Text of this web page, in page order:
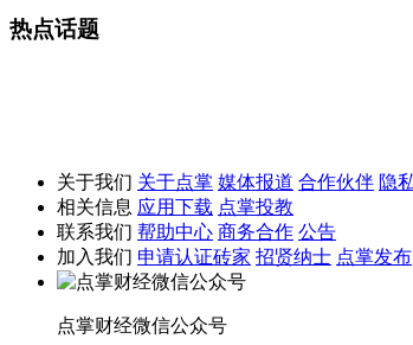
热点话题
关于我们 关于点掌 媒体报道 合作伙伴 隐
相关信息 应用下载 点掌投教
联系我们 帮助中心 商务合作 公告
加入我们 申请认证砖家 招贤纳士 点掌发布
点掌财经微信公众号